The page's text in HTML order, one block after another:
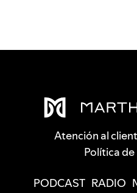
Atención al
Política
PODCAST RADIO